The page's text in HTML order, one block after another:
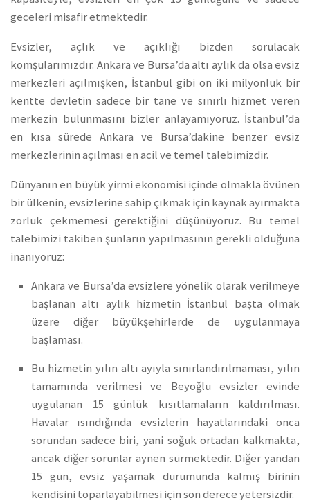
geceleri misafir etmektedir.
Evsizler, açlık ve açıklığı bizden sorulacak
komşularımızdır. Ankara ve Bursa’da altı aylık da olsa evsiz
merkezleri açılmışken, İstanbul gibi on iki milyonluk bir
kentte devletin sadece bir tane ve sınırlı hizmet veren
merkezin bulunmasını bizler anlayamıyoruz. İstanbul’da
en kısa sürede Ankara ve Bursa’dakine benzer evsiz
merkezlerinin açılması en acil ve temel talebimizdir.
Dünyanın en büyük yirmi ekonomisi içinde olmakla övünen
bir ülkenin, evsizlerine sahip çıkmak için kaynak ayırmakta
zorluk çekmemesi gerektiğini düşünüyoruz. Bu temel
talebimizi takiben şunların yapılmasının gerekli olduğuna
inanıyoruz:
Ankara ve Bursa’da evsizlere yönelik olarak verilmeye
başlanan altı aylık hizmetin İstanbul başta olmak
üzere diğer büyükşehirlerde de uygulanmaya
başlaması.
Bu hizmetin yılın altı ayıyla sınırlandırılmaması, yılın
tamamında verilmesi ve Beyoğlu evsizler evinde
uygulanan 15 günlük kısıtlamaların kaldırılması.
Havalar ısındığında evsizlerin hayatlarındaki onca
sorundan sadece biri, yani soğuk ortadan kalkmakta,
ancak diğer sorunlar aynen sürmektedir. Diğer yandan
15 gün, evsiz yaşamak durumunda kalmış birinin
kendisini toparlayabilmesi için son derece yetersizdir.